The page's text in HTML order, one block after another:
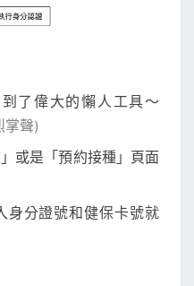
了偉大的懶人工具～
掌聲)
或是「預約接種」頁面
身分證號和健保卡號就